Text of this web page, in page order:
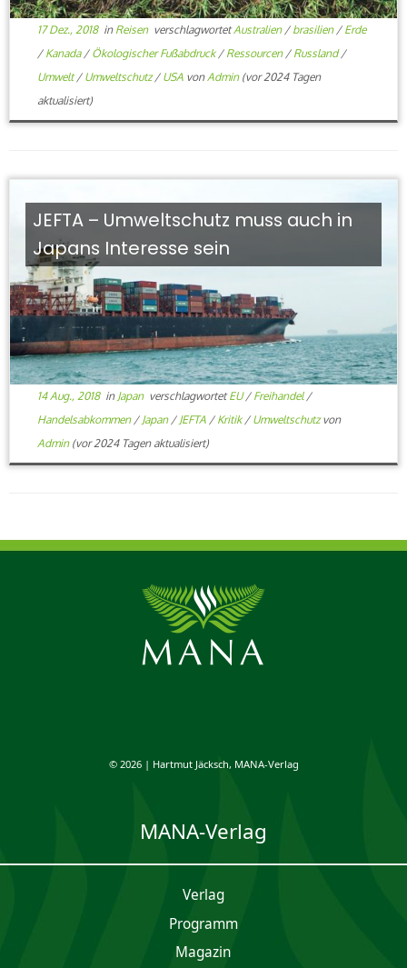
17 Dez., 2018in Reisen verschlagwortetAustralien / brasilien / Erde
/ Kanada / Ökologischer Fußabdruck/ Ressourcen / Russland/
Umwelt/ Umweltschutz/ USA von Admin(vor 2024 Tagen
aktualisiert)
JEFTA – Umweltschutz muss auch in
Japans Interesse sein
14 Aug., 2018in Japan verschlagwortetEU/ Freihandel /
Handelsabkommen / Japan / JEFTA / Kritik/ Umweltschutzvon
Admin(vor 2024 Tagen aktualisiert)
© 2026 | Hartmut Jäcksch, MANA-Verlag
MANA-Verlag
Verlag
Programm
Magazin